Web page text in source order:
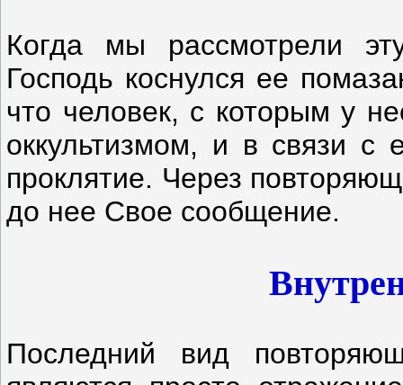
Когда мы рассмотрели
Господь коснулся ее
что человек, с которым у
оккультизмом, и в связи с
проклятие. Через
до нее Свое сообщение.
Последний вид